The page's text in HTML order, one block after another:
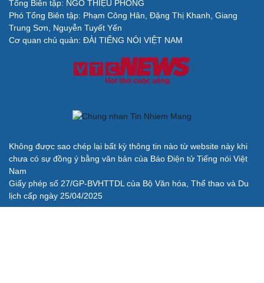
Tư vấn
Săn Tour
check-in
Đọc truyện đêm khuya
Cửa sổ tình yêu
Kể chuyện cho bé
Hạt giống tâm hồn
Cải chính
Tổng Biên tập: NGÔ THIỆU PHONG
Phó Tổng Biên tập: Phạm Công Hân, Đặng Thị Khanh, Giang
Trung Sơn, Nguyễn Tuyết Yến
Cơ quan chủ quản: ĐÀI TIẾNG NÓI VIỆT NAM
Không được sao chép lại bất kỳ thông tin nào từ website này khi
chưa có sự đồng ý bằng văn bản của Báo Điện tử Tiếng nói Việt
Nam
Giấy phép số 27/GP-BVHTTDL của Bộ Văn hóa, Thể thao và Du
lịch cấp ngày 25/04/2025